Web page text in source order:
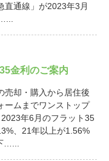
直通線」が2023年3月
金利のご案内
売却・購入から居住後
ームまでワンストップ
年6月のフラット35
、21年以上が1.56%
…...